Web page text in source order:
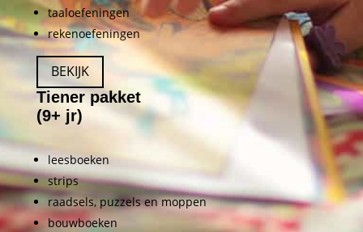
taaloefeningen
rekenoefeningen
BEKIJK
Tiener pakket
(9+ jr)
leesboeken
strips
raadsels, puzzels en moppen
bouwboeken